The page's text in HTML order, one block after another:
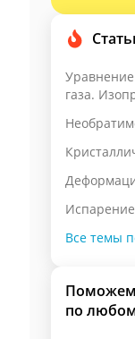
Уравнение
газа.
Все темы
по